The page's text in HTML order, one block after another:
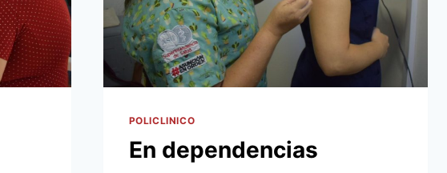
EN
LOS
BARRIOS
VILLA
AURELIA
NUEVA
POLICLINICO
En dependencias